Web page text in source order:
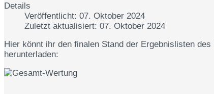
Details
Veröffentlicht: 07. Oktober 2024
Zuletzt aktualisiert: 07. Oktober 2024
Hier könnt ihr den finalen Stand der Ergebnislisten
herunterladen: